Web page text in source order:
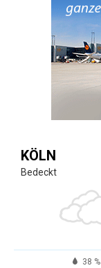
KÖLN
Bedeckt
38 %